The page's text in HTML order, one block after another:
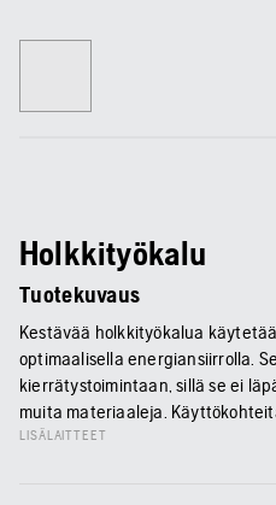
Holkkityökalu
Tuotekuvaus
Kestävää holkkityökalua
optimaalisella energiansiirrolla.
kierrätystoimintaan, sillä se ei
muita materiaaleja.
LISÄLAITTEET